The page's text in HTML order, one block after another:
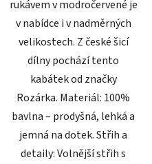
rukávem v modročervené je
v nabídce i v nadměrných
velikostech. Z české šicí
dílny pochází tento
kabátek od značky
Rozárka. Materiál: 100%
bavlna – prodyšná, lehká a
jemná na dotek. Střih a
detaily: Volnější střih s